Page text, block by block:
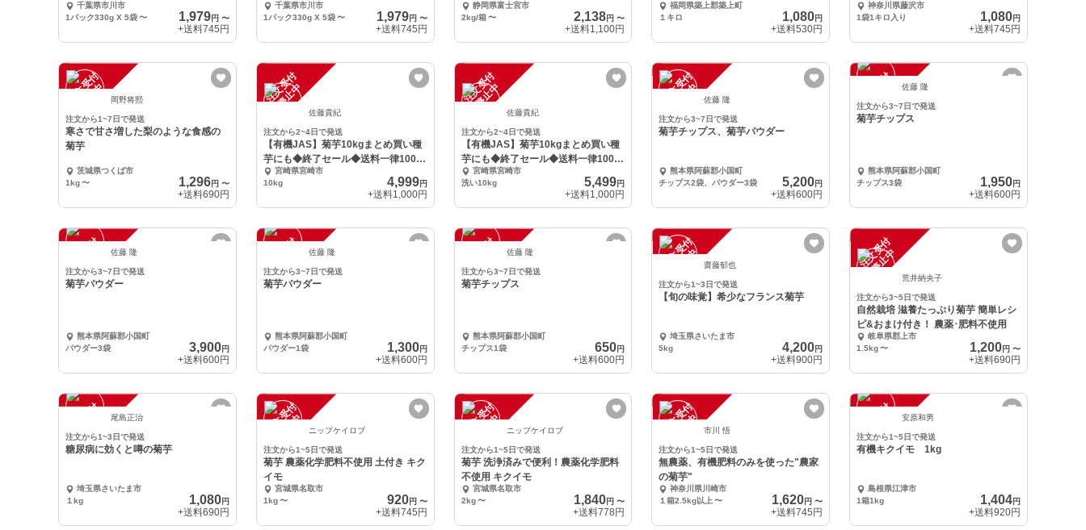
千葉県市川市
1パック330g X 5袋〜 1,979円 〜
+送料745円
千葉県市川市
1パック330g X 5袋 〜 1,979円 〜
+送料745円
静岡県富士宮市
2kg/箱 〜 2,138円〜
+送料1,100円
福岡県築上郡築上町
１キロ
1,080円
+送料530円
神奈川県藤沢市
1袋1キロ入り
1,080円
+送料745円
注
文
受
付
停
止
中 岡野将熙
注文から1~7日で発送
寒さで甘さ増した梨のような食感の
菊芋
茨城県つくば市
1kg〜 1,296円 〜
+送料690円
注
文
受
付
停
止
中
佐藤貴紀
注文から2~4日で発送
【有機JAS】菊芋10kgまとめ買い種
芋にも◆終了セール◆送料一律1000
円 宮崎県宮崎市
10kg
4,999円
+送料1,000円
注
文
受
付
停
止
中
佐藤貴紀
注文から2~4日で発送
【有機JAS】菊芋10kgまとめ買い種
芋にも◆終了セール◆送料一律1000
円 宮崎県宮崎市
洗い10kg
5,499円
+送料1,000円
注
文
受
付
停
止
中 佐藤 隆
注文から3~7日で発送
菊芋チップス、菊芋パウダー
熊本県阿蘇郡小国町
チップス2袋、パウダー3袋
5,200円
+送料600円
注
文
受
付
停
止
中 佐藤 隆
注文から3~7日で発送
菊芋チップス
熊本県阿蘇郡小国町
チップス3袋
1,950円
+送料600円
注
文
受
付
停
止
中 佐藤 隆
注文から3~7日で発送
菊芋パウダー
熊本県阿蘇郡小国町
パウダー3袋
3,900円
+送料600円
注
文
受
付
停
止
中 佐藤 隆
注文から3~7日で発送
菊芋パウダー
熊本県阿蘇郡小国町
パウダー1袋
1,300円
+送料600円
注
文
受
付
停
止
中 佐藤 隆
注文から3~7日で発送
菊芋チップス
熊本県阿蘇郡小国町
チップス1袋
650円
+送料600円
注
文
受
付
停
止
中 齋藤郁也
注文から1~3日で発送
【旬の味覚】希少なフランス菊芋
埼玉県さいたま市
5kg
4,200円
+送料900円
注
文
受
付
停
止
中
荒井納央子
注文から3~5日で発送
自然栽培 滋養たっぷり菊芋 簡単レシ
ピ&おまけ付き！ 農薬･肥料不使用
岐阜県郡上市
1.5kg〜 1,200円 〜
+送料690円
注
文
受
付
停
止
中 尾島正治
注文から1~3日で発送
糖尿病に効くと噂の菊芋
埼玉県さいたま市
１kg
1,080円
+送料690円
注
文
受
付
停
止
中 ニップケイロブ
注文から1~5日で発送
菊芋 農薬化学肥料不使用 土付き キク
イモ
宮城県名取市
1kg 〜 920円 〜
+送料745円
注
文
受
付
停
止
中 ニップケイロブ
注文から1~5日で発送
菊芋 洗浄済みで便利！農薬化学肥料
不使用 キクイモ
宮城県名取市
2kg 〜 1,840円〜
+送料778円
注
文
受
付
停
止
中 市川 悟
注文から1~5日で発送
無農薬、有機肥料のみを使った"農家
の菊芋"
神奈川県川崎市
１箱2.5kg以上 〜 1,620円〜
+送料745円
注
文
受
付
停
止
中 安原和男
注文から1~5日で発送
有機キクイモ 1kg
島根県江津市
1箱1kg
1,404円
+送料920円